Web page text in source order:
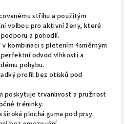
střihu a použitým
volbou pro aktivní ženy, které
a pohodlí.
v kombinaci s pletením 4směrným
odvod vlhkosti a
pohybu.
profil bez otisků pod
poskytuje trvanlivost a pružnost
tréninky.
široká plochá guma pod prsy